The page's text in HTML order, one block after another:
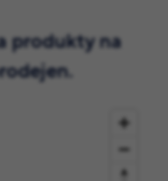
produkty na